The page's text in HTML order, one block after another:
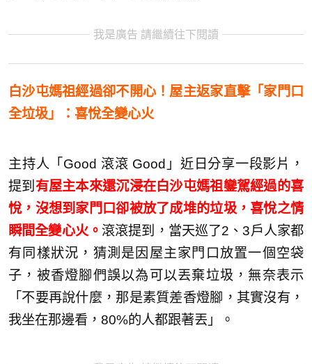
我是廣告 請繼續往下閱讀
白沙屯媽祖經過卻不開心！屋主返家直擊「家門口
全垃圾」：喜悅全變心火
主持人「Good 滾滾 Good」近日分享一段影片，
提到 有屋主本來還沉浸在白沙屯媽祖鑾駕經過的喜
悅，沒想到家門口卻被放了成堆的垃圾，喜悅之情
瞬間全變心火。 滾滾提到，當天巡了2、3戶人家都
有同樣狀況，猜測是因屋主家門口放置一個空袋
子，被香燈腳們誤以為可以丟棄垃圾，無奈表示
「不要再說什麼，那是素質差香燈腳，其實沒有，
我坐在那邊看，80%的人都跟著丟」。